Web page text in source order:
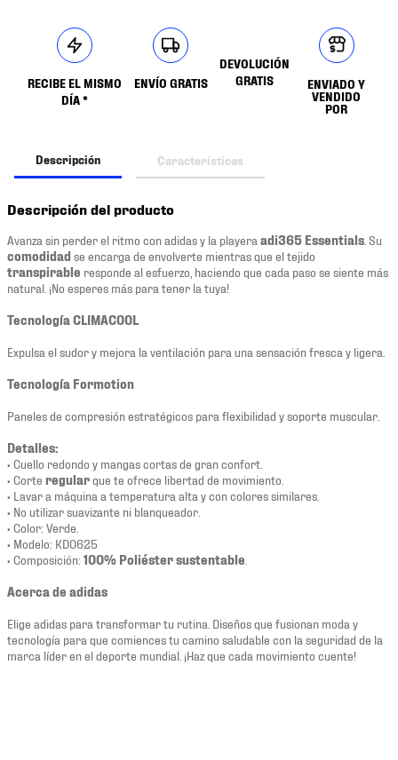
RECIBE EL MISMO
DÍA *
ENVÍO GRATIS
DEVOLUCIÓN
GRATIS
ENVIADO Y
VENDIDO
POR
Descripción Características
Descripción del producto
Avanza sin perder el ritmo con adidas y la playera adi365 Essentials . Su
comodidad se encarga de envolverte mientras que el tejido
transpirable responde al esfuerzo, haciendo que cada paso se siente más
natural. ¡No esperes más para tener la tuya!
Tecnología CLIMACOOL
Expulsa el sudor y mejora la ventilación para una sensación fresca y ligera.
Tecnología Formotion
Paneles de compresión estratégicos para flexibilidad y soporte muscular.
Detalles:
• Cuello redondo y mangas cortas de gran confort.
• Corte regularque te ofrece libertad de movimiento.
• Lavar a máquina a temperatura alta y con colores similares.
• No utilizar suavizante ni blanqueador.
• Color: Verde.
• Modelo: KD0625
• Composición: 100% Poliéster sustentable
Acerca de adidas
Elige adidas para transformar tu rutina. Diseños que fusionan moda y
tecnología para que comiences tu camino saludable con la seguridad de la
marca líder en el deporte mundial. ¡Haz que cada movimiento cuente!